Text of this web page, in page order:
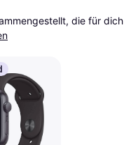
die für dich